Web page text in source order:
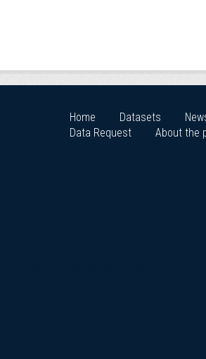
Home Datasets
Data Request
About the